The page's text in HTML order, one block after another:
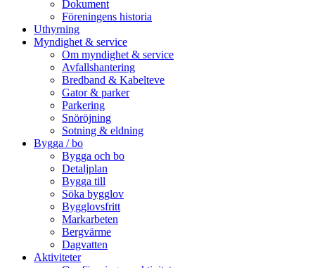
Dokument
Föreningens historia
Uthyrning
Myndighet & service
Om myndighet & service
Avfallshantering
Bredband & Kabelteve
Gator & parker
Parkering
Snöröjning
Sotning & eldning
Bygga / bo
Bygga och bo
Detaljplan
Bygga till
Söka bygglov
Bygglovsfritt
Markarbeten
Bergvärme
Dagvatten
Aktiviteter